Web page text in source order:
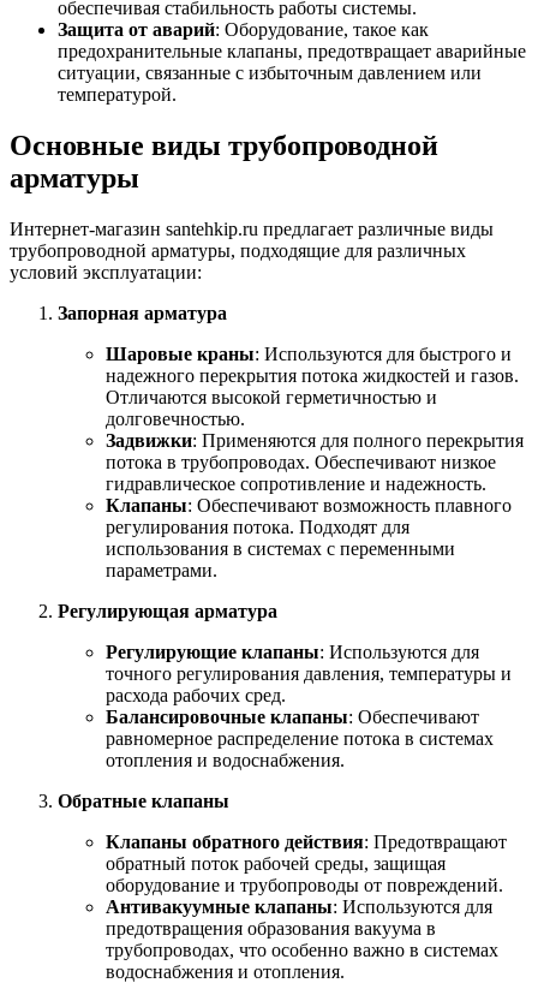
обеспечивая стабильность работы системы.
Защита от аварий: Оборудование, такое как
предохранительные клапаны, предотвращает аварийные
ситуации, связанные с избыточным давлением или
температурой.
Основные виды трубопроводной
арматуры
Интернет-магазин santehkip.ru предлагает различные виды
трубопроводной арматуры, подходящие для различных
условий эксплуатации:
Запорная арматура
Шаровые краны: Используются для быстрого и
надежного перекрытия потока жидкостей и газов.
Отличаются высокой герметичностью и
долговечностью.
Задвижки: Применяются для полного перекрытия
потока в трубопроводах. Обеспечивают низкое
гидравлическое сопротивление и надежность.
Клапаны: Обеспечивают возможность плавного
регулирования потока. Подходят для
использования в системах с переменными
параметрами.
Регулирующая арматура
Регулирующие клапаны: Используются для
точного регулирования давления, температуры и
расхода рабочих сред.
Балансировочные клапаны: Обеспечивают
равномерное распределение потока в системах
отопления и водоснабжения.
Обратные клапаны
Клапаны обратного действия: Предотвращают
обратный поток рабочей среды, защищая
оборудование и трубопроводы от повреждений.
Антивакуумные клапаны: Используются для
предотвращения образования вакуума в
трубопроводах, что особенно важно в системах
водоснабжения и отопления.